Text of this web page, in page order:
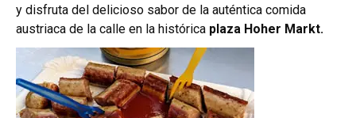
y disfruta del delicioso sabor de la auténtica comida
austriaca de la calle en la histórica plaza Hoher Markt.